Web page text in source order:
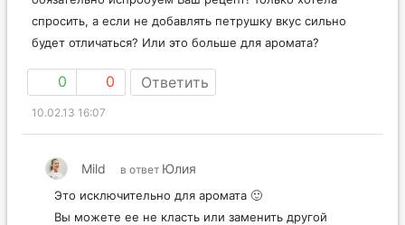
спросить, а если не добавлять петрушку вкус сильно
будет отличаться? Или это больше для аромата?
0 0 Ответить
10.02.13 16:07
Mild в ответ Юлия
Это исключительно для аромата 🙂
Вы можете ее не класть или заменить другой